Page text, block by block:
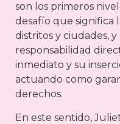
son los primeros
desafío que significa
distritos y ciudades,
responsabilidad
inmediato y su
actuando como
derechos.
En este sentido,